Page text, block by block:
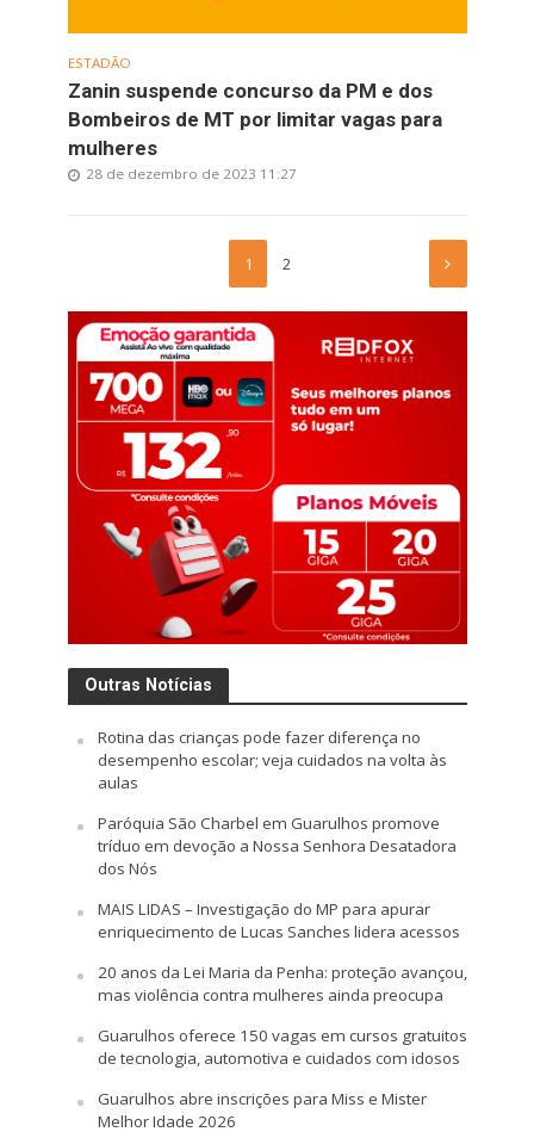
ESTADÃO
Zanin suspende concurso da PM e dos
Bombeiros de MT por limitar vagas para
mulheres
28 de dezembro de 2023 11:27
1 2
Outras Notícias
Rotina das crianças pode fazer diferença no
desempenho escolar; veja cuidados na volta às
aulas
Paróquia São Charbel em Guarulhos promove
tríduo em devoção a Nossa Senhora Desatadora
dos Nós
MAIS LIDAS – Investigação do MP para apurar
enriquecimento de Lucas Sanches lidera acessos
20 anos da Lei Maria da Penha: proteção avançou,
mas violência contra mulheres ainda preocupa
Guarulhos oferece 150 vagas em cursos gratuitos
de tecnologia, automotiva e cuidados com idosos
Guarulhos abre inscrições para Miss e Mister
Melhor Idade 2026